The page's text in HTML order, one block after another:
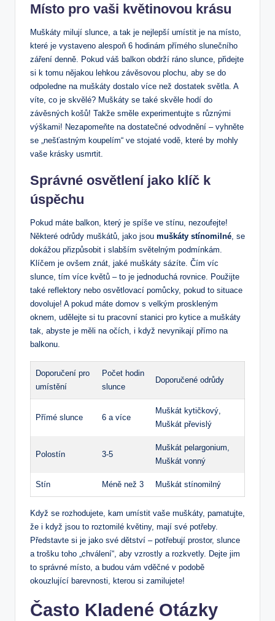
Místo pro vaši květinovou krásu
Muškáty milují slunce, a tak je nejlepší umístit je na místo,
které je vystaveno alespoň 6 hodinám přímého slunečního
záření denně. Pokud váš balkon obdrží ráno slunce, přidejte
si k tomu nějakou lehkou závěsovou plochu, aby se do
odpoledne na muškáty dostalo více než dostatek světla. A
víte, co je skvělé? Muškáty se také skvěle hodí do
závěsných košů! Takže směle experimentujte s různými
výškami! Nezapomeňte na dostatečné odvodnění – vyhněte
se „nešťastným koupelím“ ve stojaté vodě, které by mohly
vaše krásky usmrtit.
Správné osvětlení jako klíč k
úspěchu
Pokud máte balkon, který je spíše ve stínu, nezoufejte!
Některé odrůdy muškátů, jako jsou muškáty stínomilné, se
dokážou přizpůsobit i slabším světelným podmínkám.
Klíčem je ovšem znát, jaké muškáty sázíte. Čím víc
slunce, tím více květů – to je jednoduchá rovnice. Použijte
také reflektory nebo osvětlovací pomůcky, pokud to situace
dovoluje! A pokud máte domov s velkým proskleným
oknem, udělejte si tu pracovní stanici pro kytice a muškáty
tak, abyste je měli na očích, i když nevynikají přímo na
balkonu.
Doporučení pro
umístění
Počet hodin
slunce
Doporučené odrůdy
Přímé slunce 6 a více
Muškát kytičkový,
Muškát převislý
Polostín 3-5
Muškát pelargonium,
Muškát vonný
Stín Méně než 3 Muškát stínomilný
Když se rozhodujete, kam umístit vaše muškáty, pamatujte,
že i když jsou to roztomilé květiny, mají své potřeby.
Představte si je jako své dětství – potřebují prostor, slunce
a trošku toho „chválení“, aby vzrostly a rozkvetly. Dejte jim
to správné místo, a budou vám vděčné v podobě
okouzlující barevnosti, kterou si zamilujete!
Často Kladené Otázky